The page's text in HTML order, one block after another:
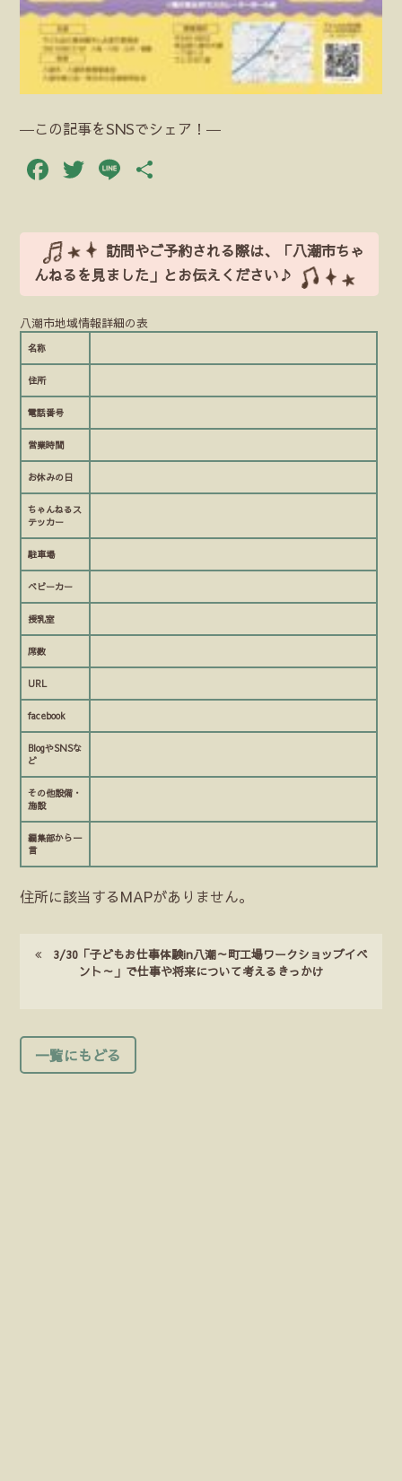
―この記事をSNSでシェア！―
Facebook
Twitter
Line
訪問やご予約される際は、「八潮市ちゃ
んねるを見ました」とお伝えください♪
八潮市地域情報詳細の表
名称
住所
電話番号
営業時間
お休みの日
ちゃんねるス
テッカー
駐車場
ベビーカー
授乳室
席数
URL
facebook
BlogやSNSな
ど
その他設備・
施設
編集部から一
言
住所に該当するMAPがありません。
3/30「子どもお仕事体験in八潮～町工場ワークショップイベ
ント～」で仕事や将来について考えるきっかけ
一覧にもどる